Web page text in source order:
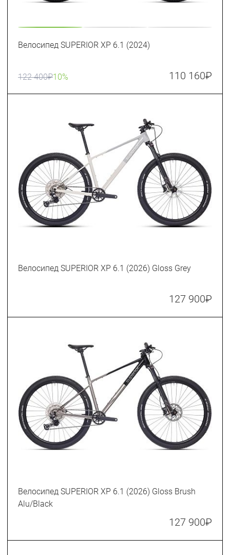
Велосипед SUPERIOR XP 6.1 (2024)
122 400₽10% 110 160₽
Велосипед SUPERIOR XP 6.1 (2026) Gloss Grey
127 900₽
Велосипед SUPERIOR XP 6.1 (2026) Gloss Brush
Alu/Black
127 900₽